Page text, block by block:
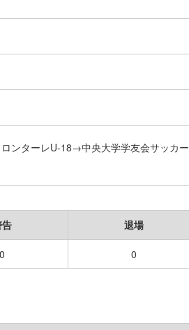
ンターレU-18→中央大学学友会サッカー
退場
0 0